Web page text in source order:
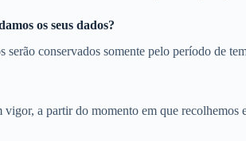
os seus dados?
serão conservados somente pelo período de
vigor, a partir do momento em que